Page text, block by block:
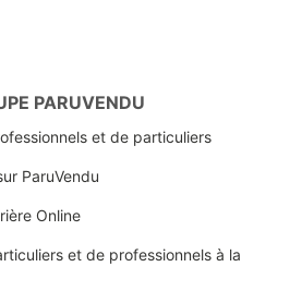
PARUVENDU
et de particuliers
ParuVendu
Online
et de professionnels à la